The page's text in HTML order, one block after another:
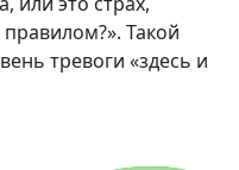
Такой
тревоги «здесь и